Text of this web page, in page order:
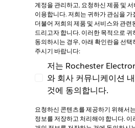
계정을 관리하고, 요청하신 제품 및
이용합니다. 저희는 귀하가 관심을 가
더불어 저희의 제품 및 서비스와 관련
드리고자 합니다. 이러한 목적으로 귀
동의하시는 경우, 아래 확인란을 선택
주시기 바랍니다:
저는 Rochester
저는 Rochester
와 회사 커뮤니케이션
것에 동의합니다.
요청하신 콘텐츠를 제공하기 위해서
정보를 저장하고 처리해야 합니다. 이